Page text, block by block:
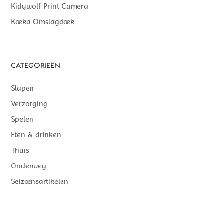
Kidywolf Print Camera
Koeka Omslagdoek
CATEGORIEËN
Slapen
Verzorging
Spelen
Eten & drinken
Thuis
Onderweg
Seizoensartikelen